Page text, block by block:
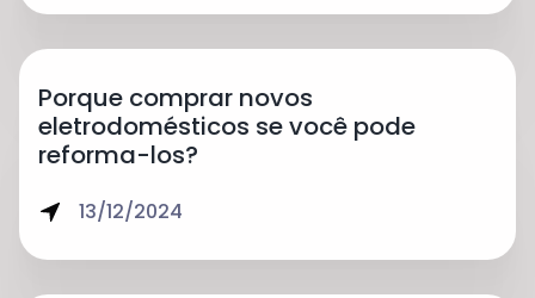
Porque comprar novos
eletrodomésticos se você pode
reforma-los?
13/12/2024